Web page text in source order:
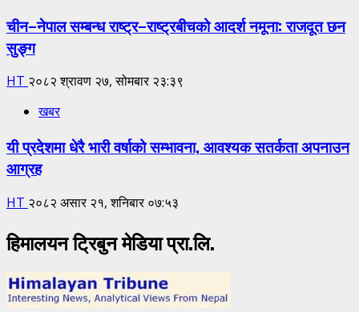
चीन–नेपाल सम्बन्ध राष्ट्र–राष्ट्रबीचको आदर्श नमूना: राजदूत छन
सुङ्ग
HT २०८२ श्रावण २७, सोमबार २३:३९
खबर
यी प्रदेशमा धेरै भारी वर्षाको सम्भावना, आवश्यक सतर्कता अपनाउन
आग्रह
HT २०८२ असार २१, शनिबार ०७:५३
हिमालयन ट्रिबुन मेडिया प्रा.लि.